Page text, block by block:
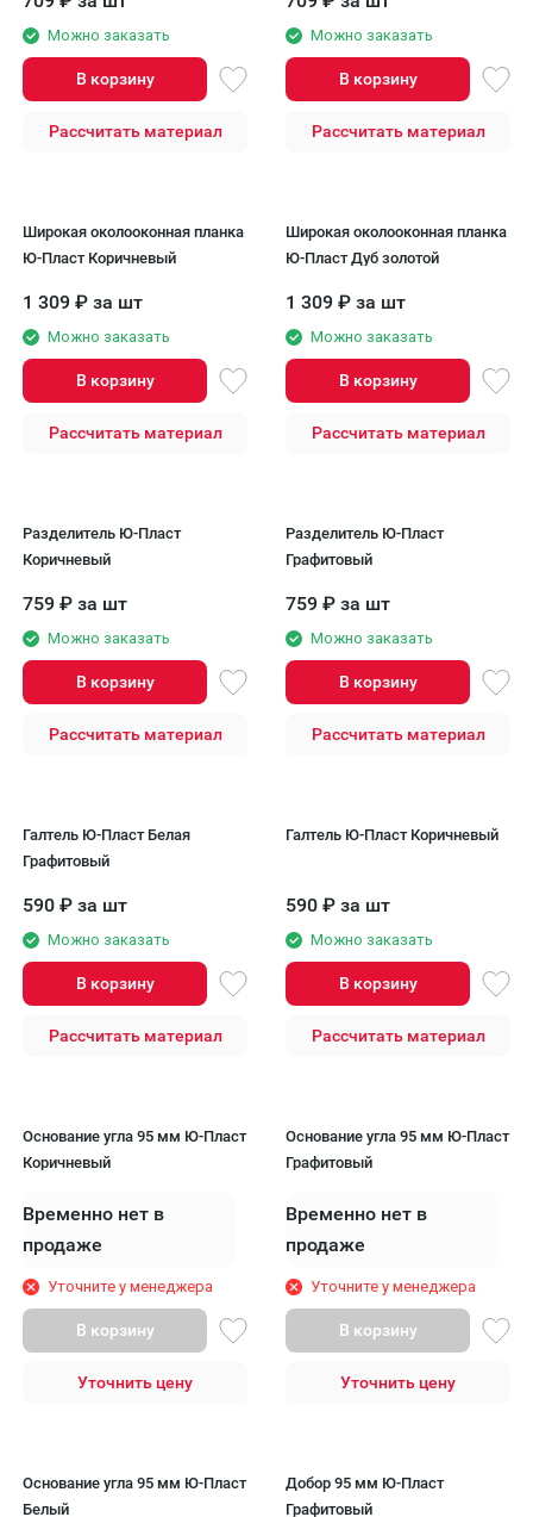
Можно заказать
В корзину
Рассчитать материал
Можно заказать
В корзину
Рассчитать материал
Широкая околооконная планка
Ю-Пласт Коричневый
1 309 ₽ за шт
Можно заказать
В корзину
Рассчитать материал
Широкая околооконная планка
Ю-Пласт Дуб золотой
1 309 ₽ за шт
Можно заказать
В корзину
Рассчитать материал
Разделитель Ю-Пласт
Коричневый
759 ₽ за шт
Можно заказать
В корзину
Рассчитать материал
Разделитель Ю-Пласт
Графитовый
759 ₽ за шт
Можно заказать
В корзину
Рассчитать материал
Галтель Ю-Пласт Белая
Графитовый
590 ₽ за шт
Можно заказать
В корзину
Рассчитать материал
Галтель Ю-Пласт Коричневый
590 ₽ за шт
Можно заказать
В корзину
Рассчитать материал
Основание угла 95 мм Ю-Пласт
Коричневый
Временно нет в
продаже
Уточните у менеджера
В корзину
Уточнить цену
Основание угла 95 мм Ю-Пласт
Графитовый
Временно нет в
продаже
Уточните у менеджера
В корзину
Уточнить цену
Основание угла 95 мм Ю-Пласт
Белый
Добор 95 мм Ю-Пласт
Графитовый